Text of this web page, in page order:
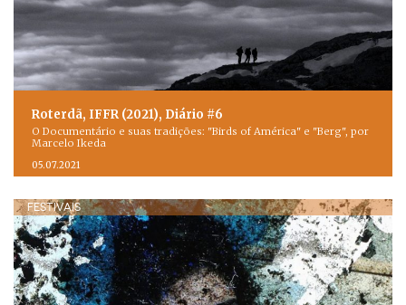
Roterdã, IFFR (2021), Diário #6
O Documentário e suas tradições: "Birds of América" e "Berg", por
Marcelo Ikeda
05.07.2021
FESTIVAIS